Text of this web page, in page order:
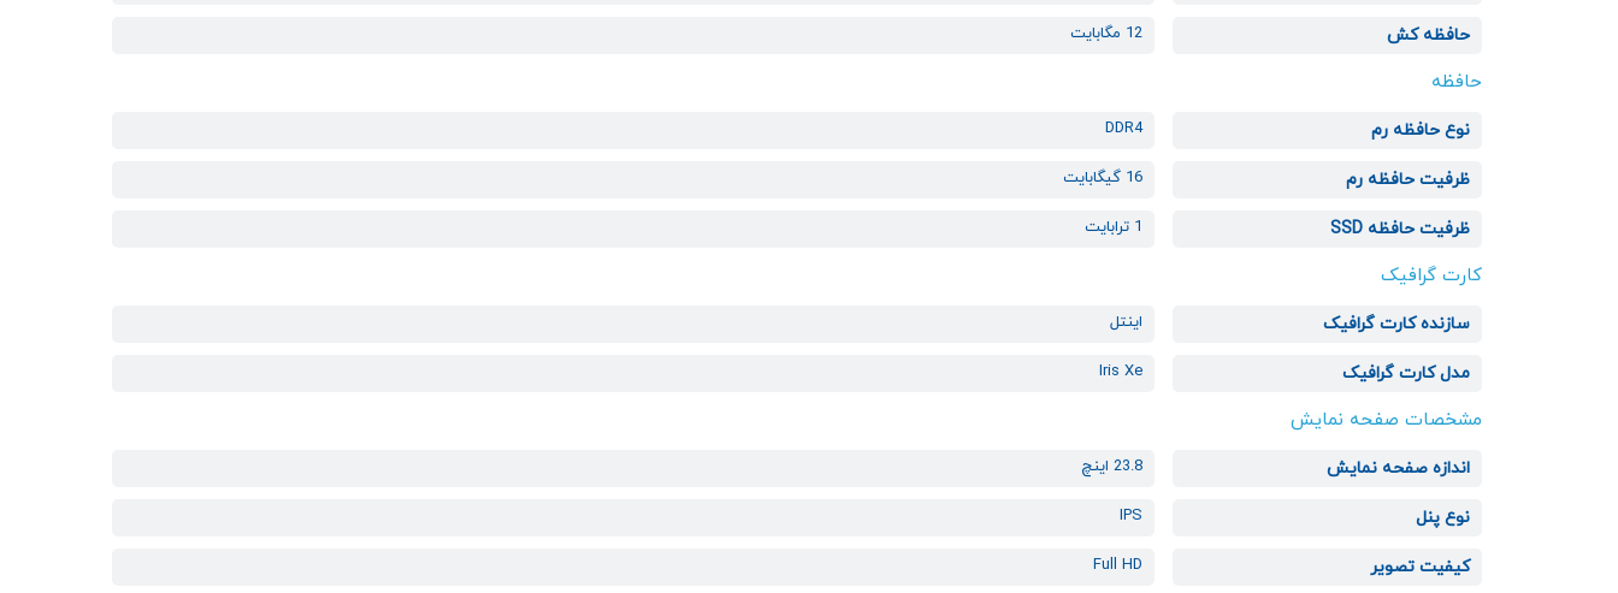
حافظه کش 12 مگابایت
حافظه
نوع حافظه رم DDR4
ظرفیت حافظه رم 16 گیگابایت
ظرفیت حافظه SSD 1 ترابایت
کارت گرافیک
سازنده کارت گرافیک اینتل
مدل کارت گرافیک Iris Xe
مشخصات صفحه نمایش
اندازه صفحه نمایش 23.8 اینچ
نوع پنل IPS
کیفیت تصویر Full HD